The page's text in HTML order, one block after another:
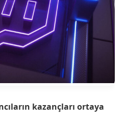
kazançları ortaya